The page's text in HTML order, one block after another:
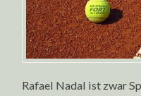
Rafael Nadal ist zwar